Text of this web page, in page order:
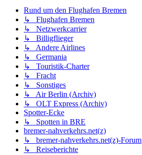
Rund um den Flughafen Bremen
↳ Flughafen Bremen
↳ Netzwerkcarrier
↳ Billigflieger
↳ Andere Airlines
↳ Germania
↳ Touristik-Charter
↳ Fracht
↳ Sonstiges
↳ Air Berlin (Archiv)
↳ OLT Express (Archiv)
Spotter-Ecke
↳ Spotten in BRE
bremer-nahverkehrs.net(z)
↳ bremer-nahverkehrs.net(z)-Forum
↳ Reiseberichte